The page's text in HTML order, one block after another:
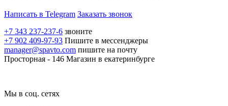
Написать в Telegram Заказать звонок
+7 343 237-237-6 звоните
+7 902 409-97-93 Пишите в мессенджеры
manager@spavto.com пишите на почту
Просторная - 146 Магазин в екатеринбурге
Мы в соц. сетях